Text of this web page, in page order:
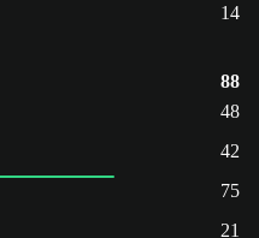
14
88
48
42
75
21